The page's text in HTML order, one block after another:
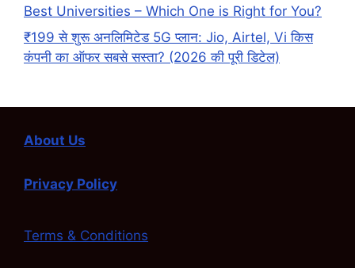
Best Universities – Which One is Right for You?
₹199 से शुरू अनलिमिटेड 5G प्लान: Jio, Airtel, Vi किस
कंपनी का ऑफर सबसे सस्ता? (2026 की पूरी डिटेल)
About Us
Privacy Policy
Terms & Conditions